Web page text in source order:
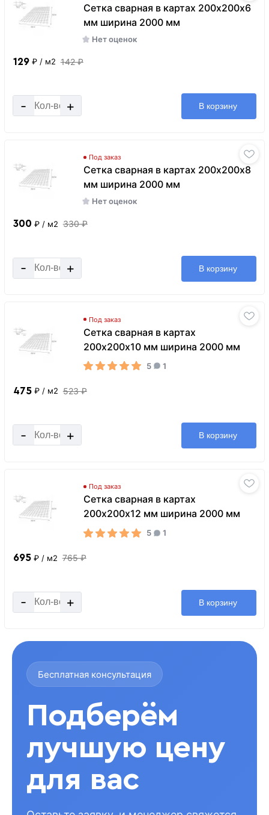
Сетка сварная в картах 200х200х6
мм ширина 2000 мм
Нет оценок
129 ₽ / м2 142 ₽
- + В корзину
Под заказ
Сетка сварная в картах 200х200х8
мм ширина 2000 мм
Нет оценок
300 ₽ / м2 330 ₽
- + В корзину
Под заказ
Сетка сварная в картах
200х200х10 мм ширина 2000 мм
5 1
475 ₽ / м2 523 ₽
- + В корзину
Под заказ
Сетка сварная в картах
200х200х12 мм ширина 2000 мм
5 1
695 ₽ / м2 765 ₽
- + В корзину
Бесплатная консультация
Подберём
лучшую цену
для вас